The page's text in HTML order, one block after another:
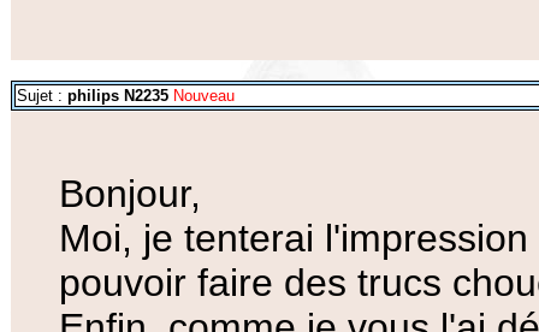
Sujet : philips N2235 Nouveau
Bonjour,
Moi, je tenterai
pouvoir faire des trucs